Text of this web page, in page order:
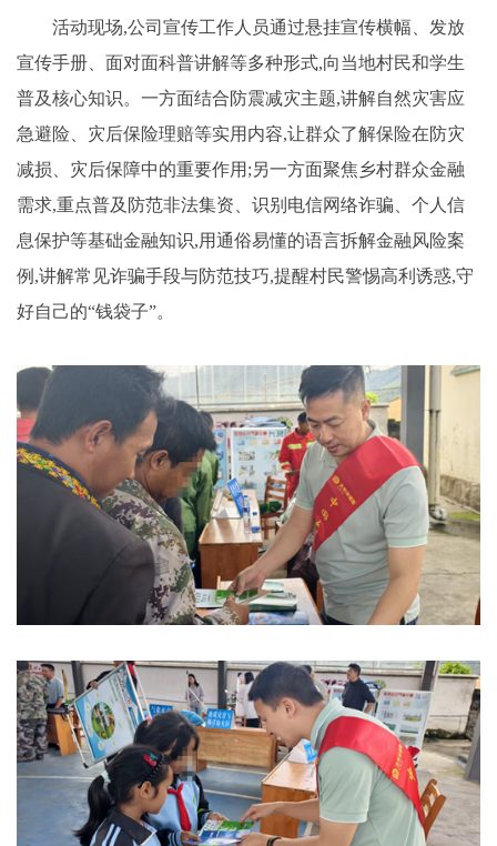
活动现场,公司宣传工作人员通过悬挂宣传横幅、发放
宣传手册、面对面科普讲解等多种形式,向当地村民和学生
普及核心知识。一方面结合防震减灾主题,讲解自然灾害应
急避险、灾后保险理赔等实用内容,让群众了解保险在防灾
减损、灾后保障中的重要作用;另一方面聚焦乡村群众金融
需求,重点普及防范非法集资、识别电信网络诈骗、个人信
息保护等基础金融知识,用通俗易懂的语言拆解金融风险案
例,讲解常见诈骗手段与防范技巧,提醒村民警惕高利诱惑,守
好自己的“钱袋子”。